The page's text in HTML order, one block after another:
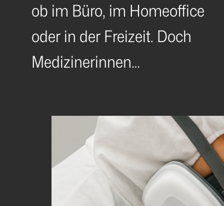
ob im Büro, im Homeoffice
oder in der Freizeit. Doch
Medizinerinnen…